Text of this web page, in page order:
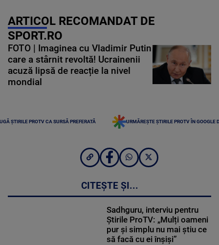
ARTICOL RECOMANDAT DE
SPORT.RO
FOTO | Imaginea cu Vladimir Putin
care a stârnit revoltă! Ucrainenii
acuză lipsă de reacție la nivel
mondial
ȘTIRILE PROTV CA SURSĂ PREFERATĂ URMĂREȘTE ȘTIRILE PROTV ÎN GOOGLE
CITEȘTE ȘI...
Sadhguru, interviu pentru
Știrile ProTV: „Mulți oameni
pur și simplu nu mai știu ce
să facă cu ei înșiși”